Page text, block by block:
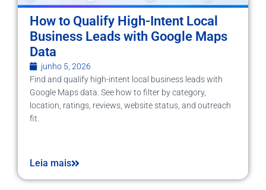
How to Qualify High-Intent Local
Business Leads with Google Maps
Data
junho 5, 2026
Find and qualify high-intent local business leads with
Google Maps data. See how to filter by category,
location, ratings, reviews, website status, and outreach
fit.
Leia mais